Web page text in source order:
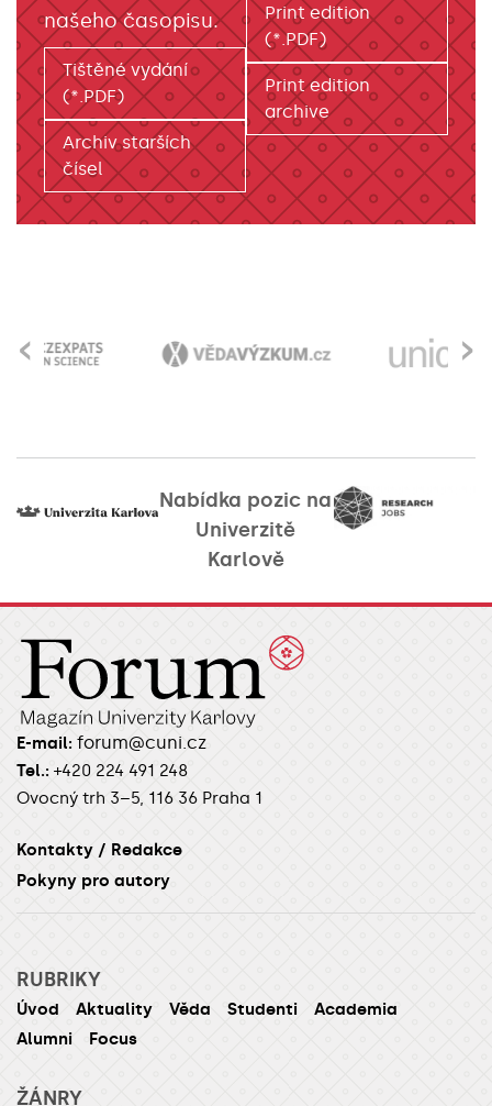
našeho časopisu.
Tištěné vydání
(*.PDF)
Archiv starších
čísel
Print edition
(*.PDF)
Print edition
archive
›
‹
Nabídka pozic na
Univerzitě
Karlově
E-mail: forum@cuni.cz
Tel.: +420 224 491 248
Ovocný trh 3–5, 116 36 Praha 1
Kontakty / Redakce
Pokyny pro autory
RUBRIKY
Úvod Aktuality Věda Studenti
Academia
Alumni
Focus
ŽÁNRY